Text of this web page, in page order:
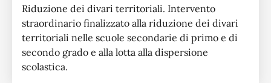
Riduzione dei divari territoriali. Intervento
straordinario finalizzato alla riduzione dei divari
territoriali nelle scuole secondarie di primo e di
secondo grado e alla lotta alla dispersione
scolastica.